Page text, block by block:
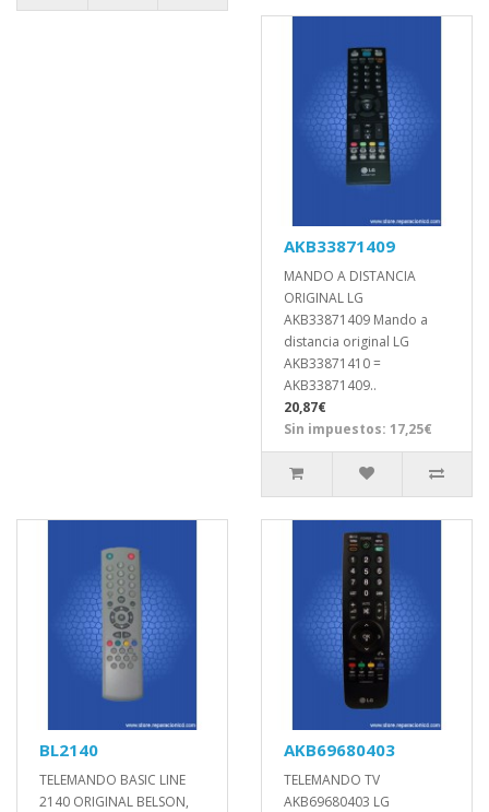
AKB33871409
MANDO A DISTANCIA
ORIGINAL LG
AKB33871409 Mando a
distancia original LG
AKB33871410 =
AKB33871409..
20,87€
Sin impuestos: 17,25€
BL2140
TELEMANDO BASIC LINE
2140 ORIGINAL BELSON,
AKB69680403
TELEMANDO TV
AKB69680403 LG